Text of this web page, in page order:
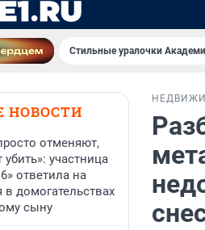
Стильные уралочки
НОВОСТИ
отменяют,
убить»: участница
ответила на
домогательствах
сыну